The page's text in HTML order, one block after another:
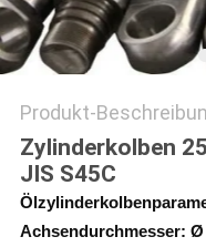
Produkt-
Zylinderkolben
JIS S45C
Achsendurchmesser: Ø